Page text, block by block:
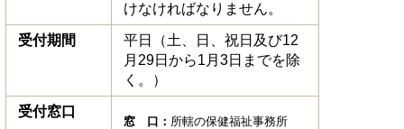
けなければなりません。
受付期間
平日（土、日、祝日及び12
月29日から1月3日までを除
く。）
受付窓口
窓 口： 所轄の保健福祉事務所